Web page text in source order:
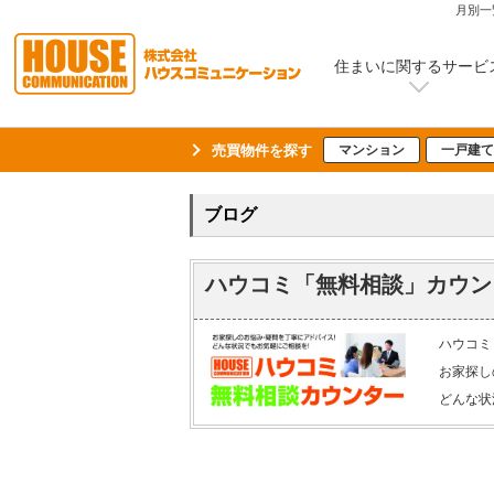
月別
住まいに関するサービ
売買物件を探す マンション 一戸建て
ブログ
ハウコミ「無料相談」カウ
ハウコ
お家探
どんな